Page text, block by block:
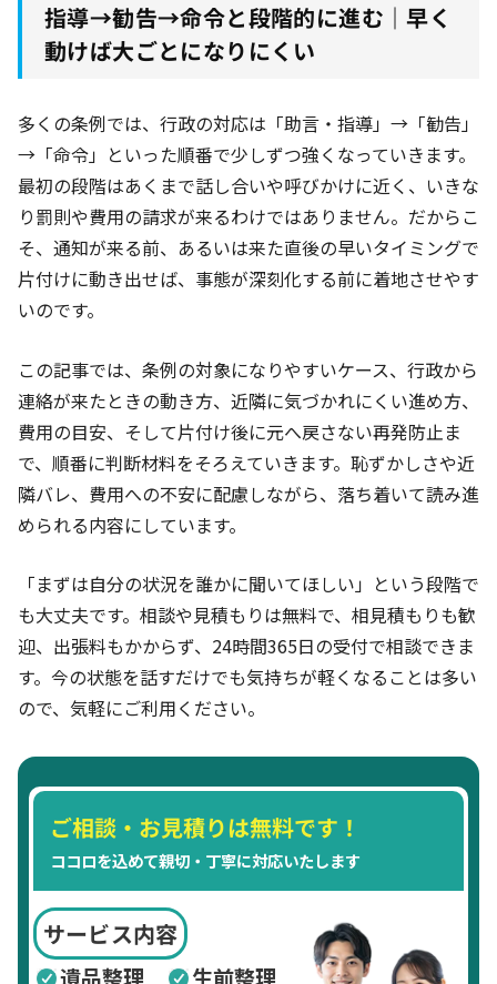
指導→勧告→命令と段階的に進む｜早く
動けば大ごとになりにくい
多くの条例では、行政の対応は「助言・指導」→「勧告」
→「命令」といった順番で少しずつ強くなっていきます。
最初の段階はあくまで話し合いや呼びかけに近く、いきな
り罰則や費用の請求が来るわけではありません。だからこ
そ、通知が来る前、あるいは来た直後の早いタイミングで
片付けに動き出せば、事態が深刻化する前に着地させやす
いのです。
この記事では、条例の対象になりやすいケース、行政から
連絡が来たときの動き方、近隣に気づかれにくい進め方、
費用の目安、そして片付け後に元へ戻さない再発防止ま
で、順番に判断材料をそろえていきます。恥ずかしさや近
隣バレ、費用への不安に配慮しながら、落ち着いて読み進
められる内容にしています。
「まずは自分の状況を誰かに聞いてほしい」という段階で
も大丈夫です。相談や見積もりは無料で、相見積もりも歓
迎、出張料もかからず、24時間365日の受付で相談できま
す。今の状態を話すだけでも気持ちが軽くなることは多い
ので、気軽にご利用ください。
ご相談・お見積りは無料です！
ココロを込めて親切・丁寧に対応いたします
サービス内容
遺品整理 生前整理